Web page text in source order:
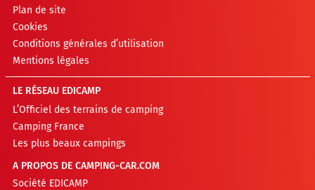
Plan de site
Cookies
Conditions générales d’utilisation
Mentions légales
LE RÉSEAU EDICAMP
L’Officiel des terrains de camping
Camping France
Les plus beaux campings
A PROPOS DE CAMPING-CAR.COM
Société EDICAMP